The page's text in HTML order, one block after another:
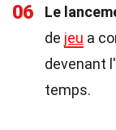
06 Le
de jeu a
devenant
temps.